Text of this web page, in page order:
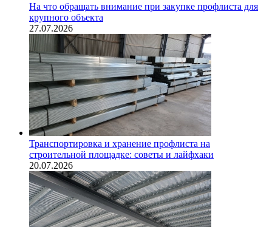
На что обращать внимание при закупке профлиста для
крупного объекта
27.07.2026
Транспортировка и хранение профлиста на
строительной площадке: советы и лайфхаки
20.07.2026